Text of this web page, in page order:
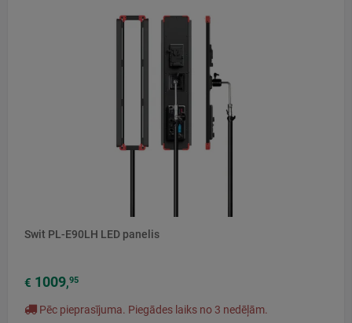
Swit PL-E90LH LED panelis
€ 1009,95
Pēc pieprasījuma. Piegādes laiks no 3 nedēļām.